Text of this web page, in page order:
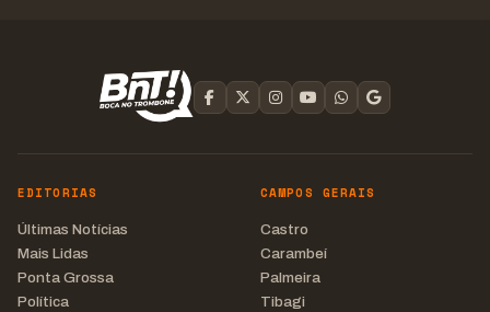
EDITORIAS
Últimas Notícias
Mais Lidas
Ponta Grossa
Política
CAMPOS GERAIS
Castro
Carambeí
Palmeira
Tibagi